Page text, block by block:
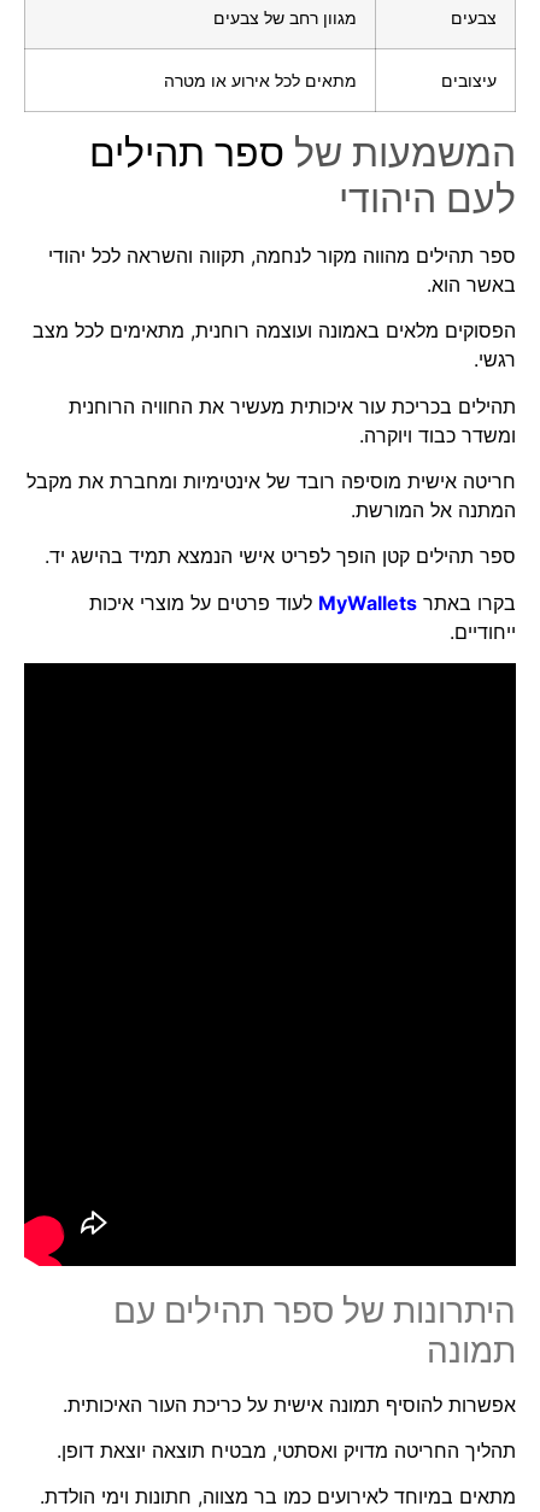
צבעים מגוון רחב של צבעים
עיצובים מתאים לכל אירוע או מטרה
המשמעות של ספר תהילים
לעם היהודי
ספר תהילים מהווה מקור לנחמה, תקווה והשראה לכל יהודי
באשר הוא.
הפסוקים מלאים באמונה ועוצמה רוחנית, מתאימים לכל מצב
רגשי.
תהילים בכריכת עור איכותית מעשיר את החוויה הרוחנית
ומשדר כבוד ויוקרה.
חריטה אישית מוסיפה רובד של אינטימיות ומחברת את מקבל
המתנה אל המורשת.
ספר תהילים קטן הופך לפריט אישי הנמצא תמיד בהישג יד.
בקרו באתר MyWallets לעוד פרטים על מוצרי איכות
ייחודיים.
היתרונות של ספר תהילים עם
תמונה
אפשרות להוסיף תמונה אישית על כריכת העור האיכותית.
תהליך החריטה מדויק ואסתטי, מבטיח תוצאה יוצאת דופן.
מתאים במיוחד לאירועים כמו בר מצווה, חתונות וימי הולדת.